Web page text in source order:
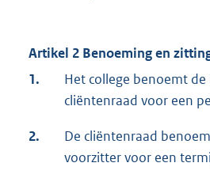
Artikel 2 Benoeming en
1.
Het college benoemt de
cliëntenraad voor een
2.
De cliëntenraad
voorzitter voor een